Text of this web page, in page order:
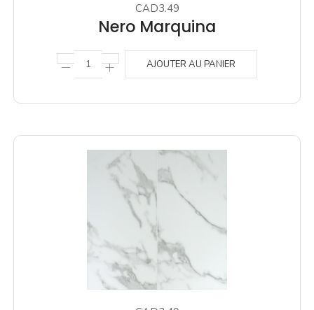
CAD3.49
Nero Marquina
AJOUTER AU PANIER